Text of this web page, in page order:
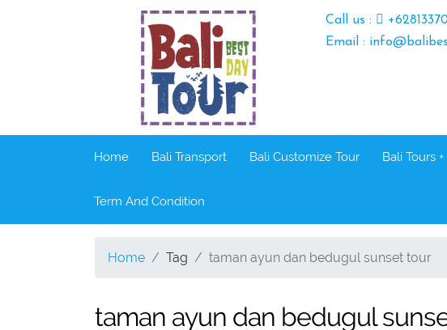
Call us :
Email :
Home Bali Transport Bali Customize Tour Bali Tours
Term And Condition
Home Tag taman ayun dan bedugul sunset tour
taman ayun dan bedugul